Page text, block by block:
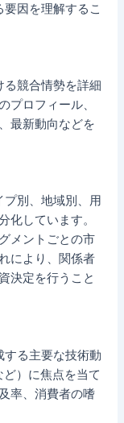
因を理解するこ
る競合情勢を詳細
プロフィール、
最新動向などを
別、地域別、用
化しています。
メントごとの市
により、関係者
決定を行うこと
る主要な技術動
）に焦点を当て
率、消費者の嗜